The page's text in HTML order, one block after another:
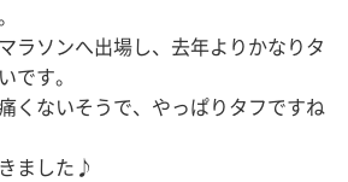
ラソンへ出場し、去年よりかなりタ
です。
くないそうで、やっぱりタフですね
ました♪